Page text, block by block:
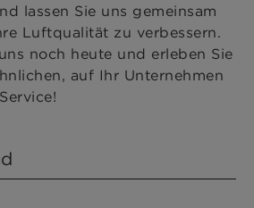
lassen Sie uns gemeinsam
Luftqualität zu verbessern.
noch heute und erleben Sie
auf Ihr Unternehmen